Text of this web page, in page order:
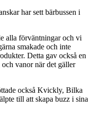
har sett bärbussen i
alla förväntningar och vi
smakade och inte
Detta gav också en
vanor när det gäller
också Kvickly, Bilka
till att skapa buzz i sina